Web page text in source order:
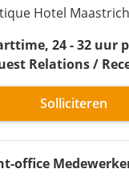
Hotel
24 - 32 uur
Relations /
Solliciteren
office